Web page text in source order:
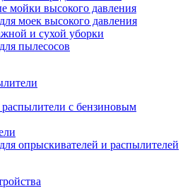
мойки высокого давления
моек высокого давления
и сухой уборки
пылесосов
с бензиновым
опрыскивателей и распылителей